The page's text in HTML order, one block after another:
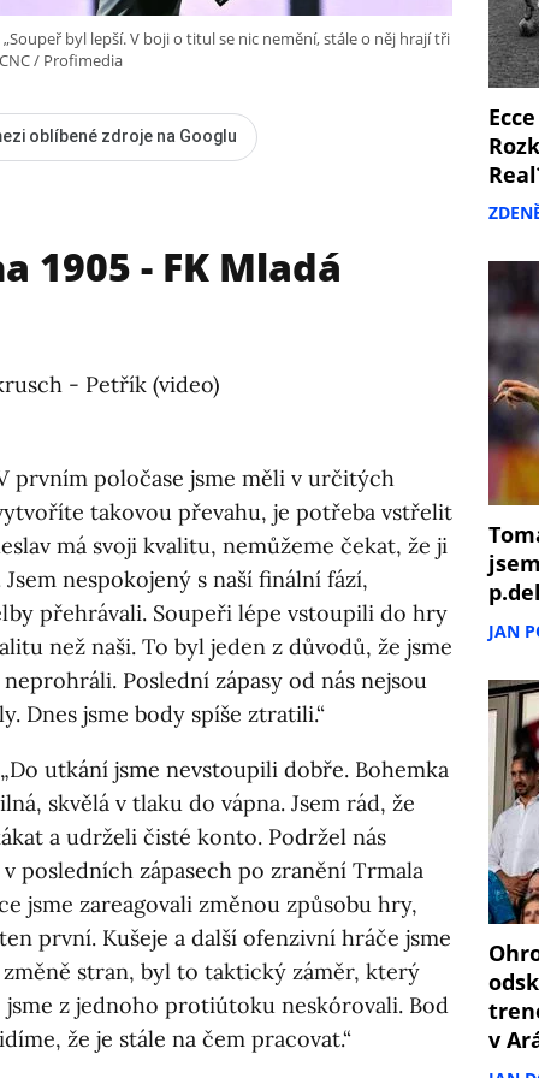
byl lepší. V boji o titul se nic nemění, stále o něj hrají tři
/ Profimedia
oblíbené zdroje na Googlu
1905 - FK Mladá
- Petřík (video)
prvním poločase jsme měli v určitých
takovou převahu, je potřeba vstřelit
má svoji kvalitu, nemůžeme čekat, že ji
nespokojený s naší finální fází,
přehrávali. Soupeři lépe vstoupili do hry
než naši. To byl jeden z důvodů, že jsme
Poslední zápasy od nás nejsou
Dnes jsme body spíše ztratili.“
utkání jsme nevstoupili dobře. Bohemka
skvělá v tlaku do vápna. Jsem rád, že
a udrželi čisté konto. Podržel nás
posledních zápasech po zranění Trmala
jsme zareagovali změnou způsobu hry,
první. Kušeje a další ofenzivní hráče jsme
stran, byl to taktický záměr, který
jsme z jednoho protiútoku neskórovali. Bod
že je stále na čem pracovat.“
JAN
v